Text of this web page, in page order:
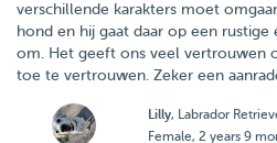
verschillende karakters moet
hond en hij gaat daar op een
om. Het geeft ons veel vertrouwen
toe te vertrouwen. Zeker een
Lilly, Labrador
Female, 2 years 9